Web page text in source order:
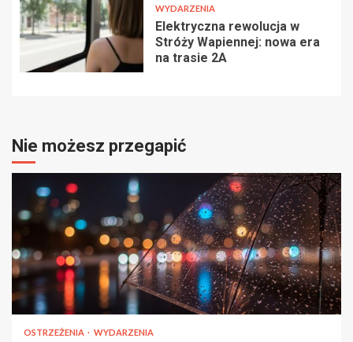
WYDARZENIA
Elektryczna rewolucja w
Stróży Wapiennej: nowa era
na trasie 2A
Nie możesz przegapić
OSTRZEŻENIA WYDARZENIA